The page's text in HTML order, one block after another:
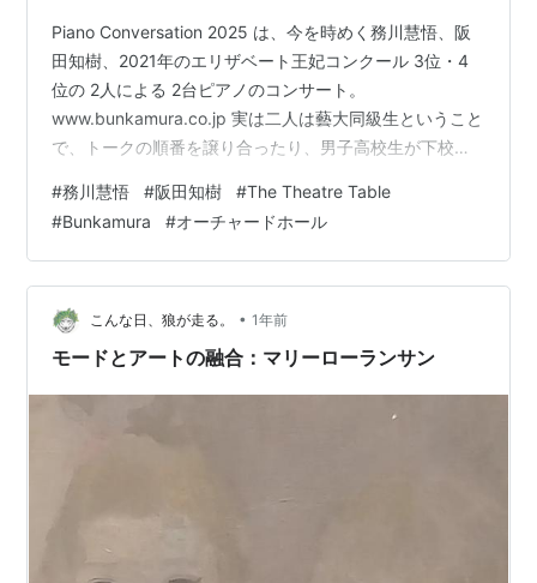
Piano Conversation 2025 は、今を時めく務川慧悟、阪
田知樹、2021年のエリザベート王妃コンクール 3位・4
位の 2人による 2台ピアノのコンサート。
www.bunkamura.co.jp 実は二人は藝大同級生ということ
で、トークの順番を譲り合ったり、男子高校生が下校す
っていた。 いざ演奏となると、最初からでぴったり息の
あった、粒の揃った美しい演奏を聴かせてくれた。 曲
目・演目 フローラン・シュミット： 3つの狂詩曲 Op.53
より 第1曲「フランス風」 ドビュッシー（ラヴェル編
曲）：3つの夜想曲 ラヴェル：スペイン狂…
#務川慧悟 #阪田知樹 #The Theatre Table
#Bunkamura #オーチャードホール
こんな日、狼が走る。 • 1年前
モードとアートの融合：マリーローランサン